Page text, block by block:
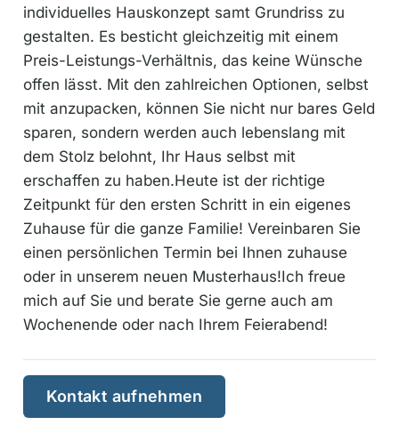
individuelles Hauskonzept samt Grundriss zu
gestalten. Es besticht gleichzeitig mit einem
Preis-Leistungs-Verhältnis, das keine Wünsche
offen lässt. Mit den zahlreichen Optionen, selbst
mit anzupacken, können Sie nicht nur bares Geld
sparen, sondern werden auch lebenslang mit
dem Stolz belohnt, Ihr Haus selbst mit
erschaffen zu haben.Heute ist der richtige
Zeitpunkt für den ersten Schritt in ein eigenes
Zuhause für die ganze Familie! Vereinbaren Sie
einen persönlichen Termin bei Ihnen zuhause
oder in unserem neuen Musterhaus!Ich freue
mich auf Sie und berate Sie gerne auch am
Wochenende oder nach Ihrem Feierabend!
Kontakt aufnehmen